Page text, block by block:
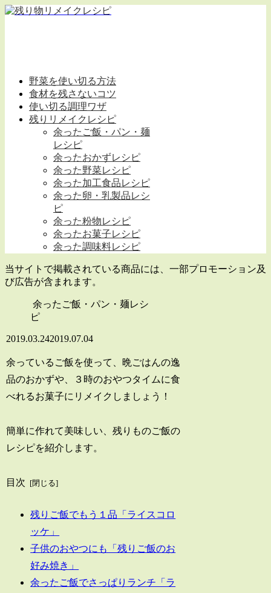
野菜を使い切る方法
食材を残さないコツ
使い切る調理ワザ
残りリメイクレシピ
余ったご飯・パン・麺
レシピ
余ったおかずレシピ
余った野菜レシピ
余った加工食品レシピ
余った卵・乳製品レシ
ピ
余った粉物レシピ
余ったお菓子レシピ
余った調味料レシピ
当サイトで掲載されている商品には、一部プロモーション及
び広告が含まれます。
余ったご飯・パン・麺レシ
ピ
2019.03.242019.07.04
余っているご飯を使って、晩ごはんの逸
品のおかずや、３時のおやつタイムに食
べれるお菓子にリメイクしましょう！
簡単に作れて美味しい、残りものご飯の
レシピを紹介します。
目次
残りご飯でもう１品「ライスコロ
ッケ」
子供のおやつにも「残りご飯のお
好み焼き」
余ったご飯でさっぱりランチ「ラ